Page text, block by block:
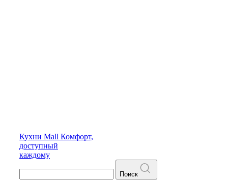
Кухни Mall Комфорт,
доступный
каждому
Поиск